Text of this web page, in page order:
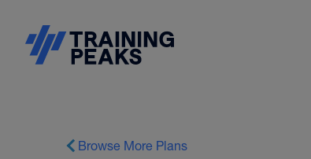
Browse More Plans